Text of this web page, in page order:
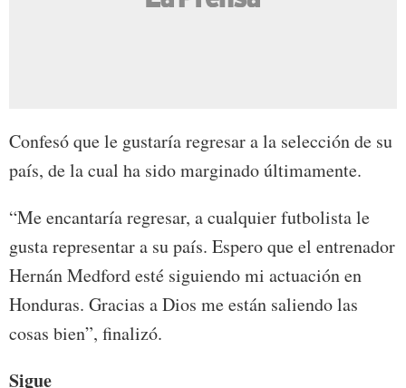
Confesó que le gustaría regresar a la selección de su
país, de la cual ha sido marginado últimamente.
“Me encantaría regresar, a cualquier futbolista le
gusta representar a su país. Espero que el entrenador
Hernán Medford esté siguiendo mi actuación en
Honduras. Gracias a Dios me están saliendo las
cosas bien”, finalizó.
Sigue